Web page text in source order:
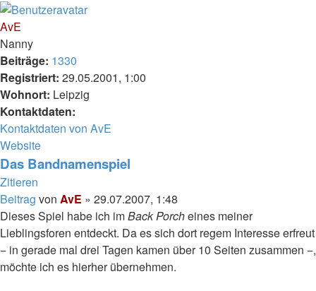
AvE
Nanny
Beiträge: 1330
Registriert: 29.05.2001, 1:00
Wohnort: Leipzig
Kontaktdaten:
Kontaktdaten von AvE
Website
Das Bandnamenspiel
Zitieren
Beitrag von AvE » 29.07.2007, 1:48
Dieses Spiel habe ich imBack Porcheines meiner
Lieblingsforen entdeckt. Da es sich dort regem Interesse erfreut
− in gerade mal drei Tagen kamen über 10 Seiten zusammen −,
möchte ich es hierher übernehmen.